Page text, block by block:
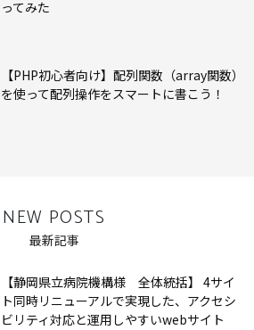
ってみた
【PHP初心者向け】配列関数（array関数）
を使って配列操作をスマートに書こう！
NEW POSTS
最新記事
【静岡県立病院機構様 全体統括】 4サイ
ト同時リニューアルで実現した、アクセシ
ビリティ対応と運用しやすいwebサイト